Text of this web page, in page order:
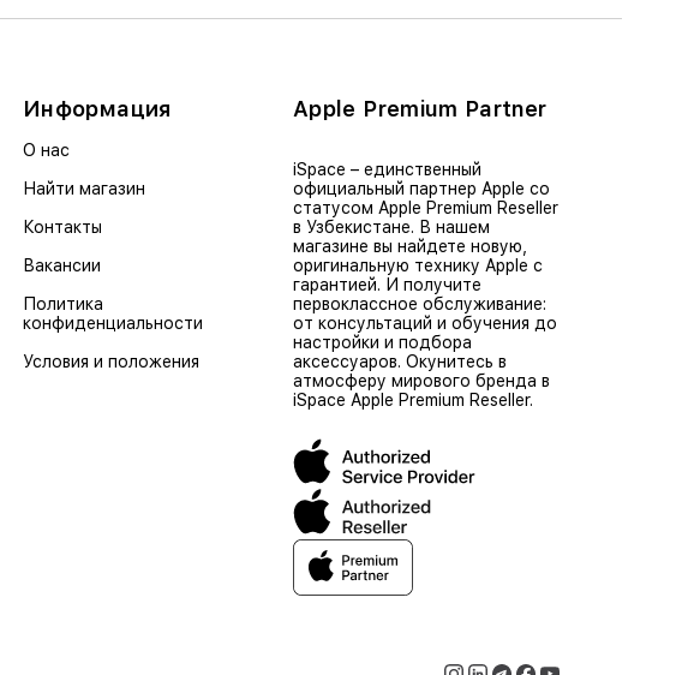
Информация
О нас
Найти магазин
Контакты
Вакансии
Политика
конфиденциальности
Условия и положения
Apple Premium Partner
iSpace – единственный
официальный партнер Apple со
статусом Apple Premium Reseller
в Узбекистане. В нашем
магазине вы найдете новую,
оригинальную технику Apple с
гарантией. И получите
первоклассное обслуживание:
от консультаций и обучения до
настройки и подбора
аксессуаров. Окунитесь в
атмосферу мирового бренда в
iSpace Apple Premium Reseller.